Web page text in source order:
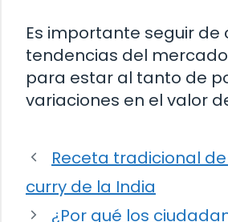
Es importante seguir de
tendencias del
para estar al tanto de
variaciones en el valor
Receta tradicional
curry de la India
¿Por qué los